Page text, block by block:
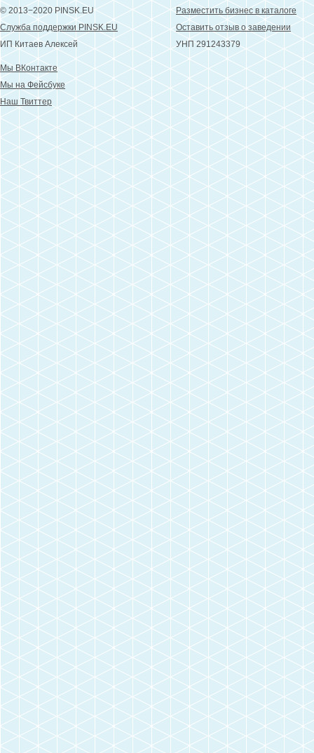
© 2013−2020 PINSK.EU
Служба поддержки PINSK.EU
ИП Китаев Алексей
Разместить бизнес в каталоге
Оставить отзыв о заведении
УНП 291243379
Мы ВКонтакте
Мы на Фейсбуке
Наш Твиттер